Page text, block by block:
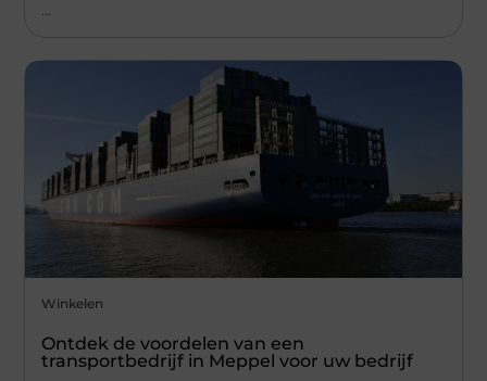
...
Winkelen
Ontdek de voordelen van een
transportbedrijf in Meppel voor uw bedrijf